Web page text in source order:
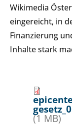
Wikimedia
eingereicht, in
Finanzierung
Inhalte stark
(1 MB)